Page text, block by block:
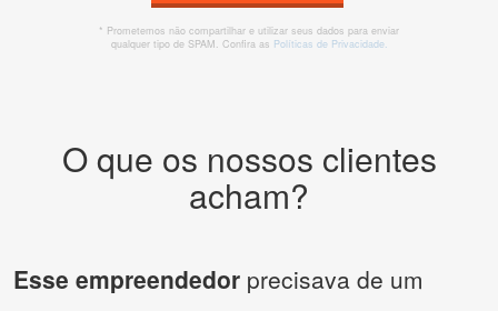
* Prometemos não compartilhar e utilizar seus dados para enviar
qualquer tipo de SPAM. Confira as Políticas de Privacidade.
O que os nossos clientes
acham?
Esse empreendedor precisava de um